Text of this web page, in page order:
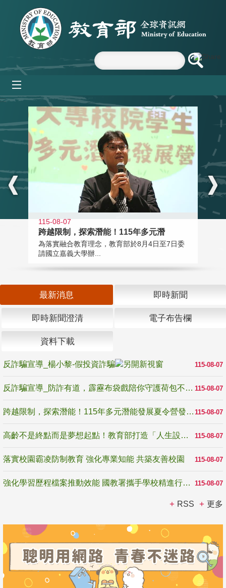
跳到主要內容區塊
:::
115-08-07
跨越限制，探索潛能！115年多元潛
為落實融合教育理念，教育部於8月4日至7日委
請國立嘉義大學辦...
最新消息 即時新聞
即時新聞澄清 電子布告欄
資料下載
115-08-07
反詐騙宣導_楊小黎-假投資詐騙
115-08-07
反詐騙宣導_防詐有道，霹靂布袋戲陪你守護荷包不受騙
115-08-07
跨越限制，探索潛能！115年多元潛能發展夏令營發掘生命無限可能
115-08-07
高齡不是終點而是夢想起點！教育部打造「人生設計夢工場」 參展第3屆高齡健康產業博覽會
115-08-07
落實校園霸凌防制教育 強化專業知能 共築友善校園
115-08-07
強化學習歷程檔案推動效能 國教署攜手學校精進行政與教學支持
RSS 更多